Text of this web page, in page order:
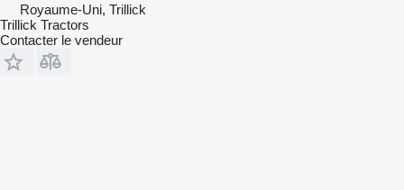
Royaume-Uni, Trillick
Trillick Tractors
Contacter le vendeur